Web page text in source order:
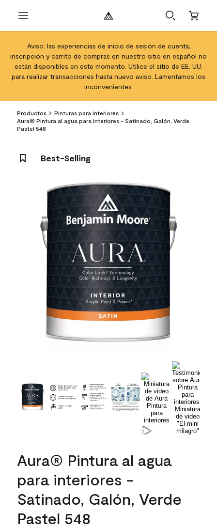
Aviso: las experiencias de inicio de sesión de cuenta,
inscripción y carrito de compras en nuestro sitio en español no
están disponibles en este momento. Utilice el sitio de EE. UU.
para realizar transacciones hasta nuevo aviso. Lamentamos los
inconvenientes.
Productos
Pinturas para interiores
Aura® Pintura al agua para interiores - Satinado, Galón, Verde
Pastel 548
Best-Selling
Aura® Pintura al agua
para interiores -
Satinado, Galón, Verde
Pastel 548